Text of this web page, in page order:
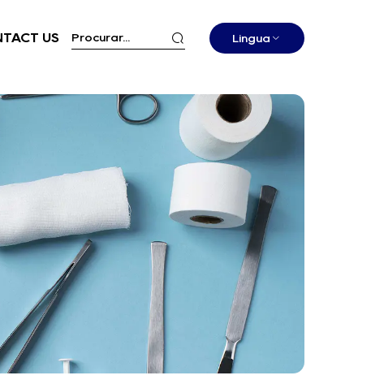
US Língua